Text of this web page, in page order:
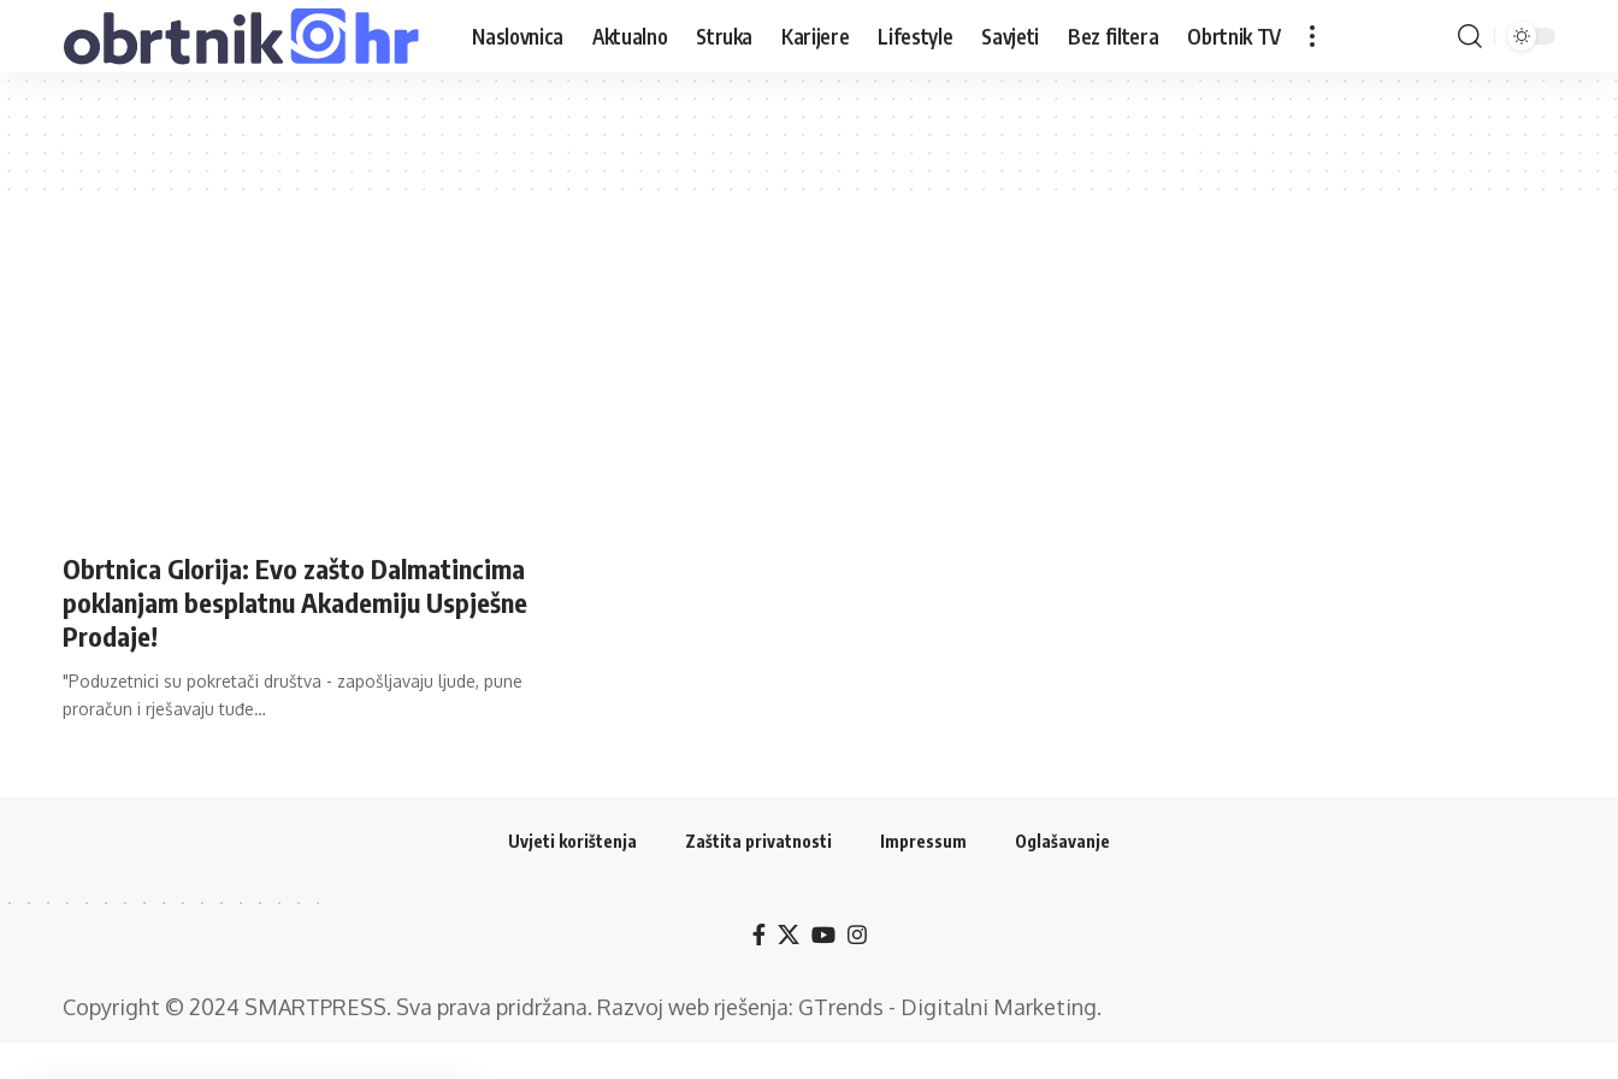
Naslovnica Aktualno Struka Karijere Lifestyle Savjeti Bez filtera Obrtnik TV
Obrtnica Glorija: Evo zašto Dalmatincima
poklanjam besplatnu Akademiju Uspješne
Prodaje!
"Poduzetnici su pokretači društva - zapošljavaju ljude, pune
proračun i rješavaju tuđe…
Uvjeti korištenja Zaštita privatnosti Impressum Oglašavanje
Copyright © 2024 SMARTPRESS. Sva prava pridržana. Razvoj web rješenja: GTrends - Digitalni Marketing.